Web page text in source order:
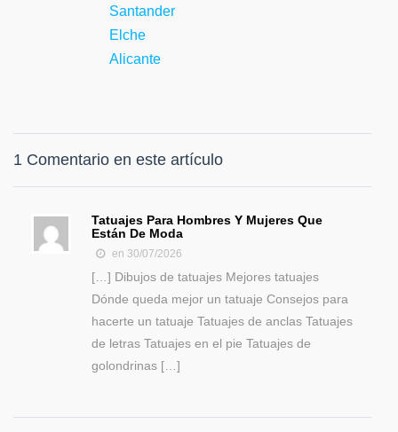
Santander
Elche
Alicante
1 Comentario en este artículo
Tatuajes Para Hombres Y Mujeres Que
Están De Moda
en 30/07/2026
[…] Dibujos de tatuajes Mejores tatuajes
Dónde queda mejor un tatuaje Consejos para
hacerte un tatuaje Tatuajes de anclas Tatuajes
de letras Tatuajes en el pie Tatuajes de
golondrinas […]